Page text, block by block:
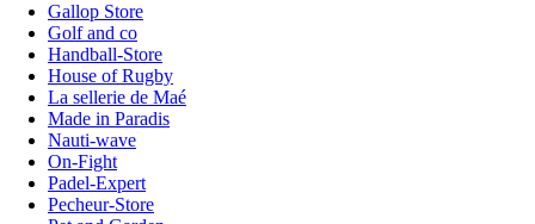
Gallop Store
Golf and co
Handball-Store
House of Rugby
La sellerie de Maé
Made in Paradis
Nauti-wave
On-Fight
Padel-Expert
Pecheur-Store